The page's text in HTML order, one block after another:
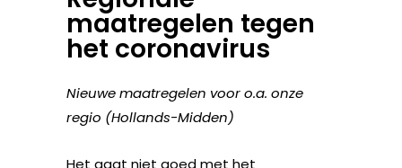
maatregelen tegen
het coronavirus
Nieuwe maatregelen voor o.a. onze
regio (Hollands-Midden)
Het gaat niet goed met het